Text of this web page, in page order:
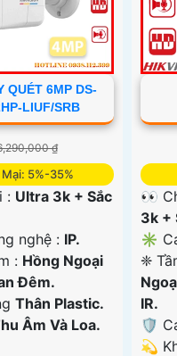
QUÉT 6MP DS-
LIUF/SRB
₫
5%-35%
: Ultra 3k + Sắc
nghệ : IP.
: Hồng Ngoại
Ðêm.
Thân Plastic.
Âm Và Loa.
👀
3k +
✳️
❈
IR.
🛡
️💫